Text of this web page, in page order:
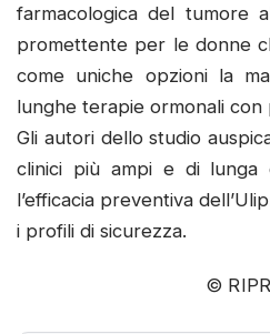
farmacologica del tumore
promettente per le donne
come uniche opzioni la
lunghe terapie ormonali
Gli autori dello studio
clinici più ampi e di lunga
l’efficacia preventiva
i profili di sicurezza.
©